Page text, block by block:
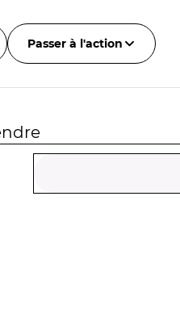
Passer à l'action